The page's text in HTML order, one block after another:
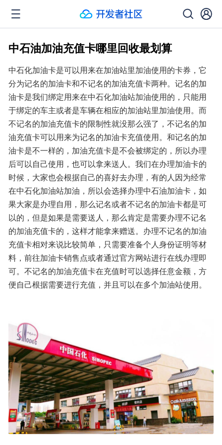
中石油加油充值卡哪里回收最划算
中石化加油卡是可以用来在加油站里加油使用的卡券，它
分为记名的加油卡和不记名的加油充值卡两种。记名的加
油卡是我们绑定用来在中石化加油站加油使用的，只能用
于绑定的车主或者是车辆在相应的加油站里加油使用。而
不记名的加油充值卡的限制性就没那么强了，不记名的加
油充值卡可以用来为记名的加油卡充值使用。和记名的加
油卡是不一样的，加油充值卡是不会被绑定的，所以办理
后可以自己使用，也可以拿来送人。我们在办理加油卡的
时候，大家也会根据自己的喜好去办理，有的人因为经常
在中石化加油站加油，所以会选择办理中石油加油卡，如
果大家是办理自用，那么记名或者不记名的加油卡都是可
以的，但是如果是需要送人，那么肯定是需要办理不记名
的加油充值卡的，这样才能拿来赠送。办理不记名的加油
充值卡相对来说比较简单，只需要准备个人身份证明等材
料，前往加油卡销售点或者通过官方网站进行在线办理即
可。不记名的加油充值卡在充值时可以选择任意金额，方
便自己根据需要进行充值，并且可以在多个加油站使用。